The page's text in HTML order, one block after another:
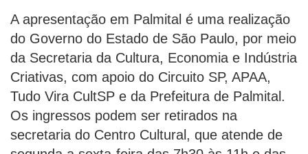
A apresentação em Palmital é uma realização
do Governo do Estado de São Paulo, por meio
da Secretaria da Cultura, Economia e Indústria
Criativas, com apoio do Circuito SP, APAA,
Tudo Vira CultSP e da Prefeitura de Palmital.
Os ingressos podem ser retirados na
secretaria do Centro Cultural, que atende de